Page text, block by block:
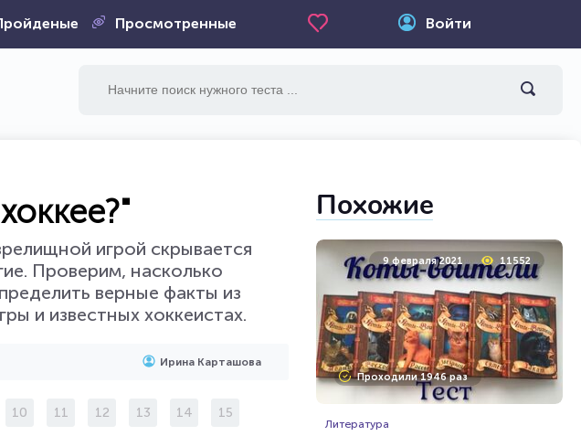
Просмотренные Войти
игрой скрывается
Проверим, насколько
верные факты из
и известных хоккеистах.
Ирина Карташова
10 11 12 13 14 15
Похожие
9 февраля 2021 11552
Проходили 1946 раз
Литература